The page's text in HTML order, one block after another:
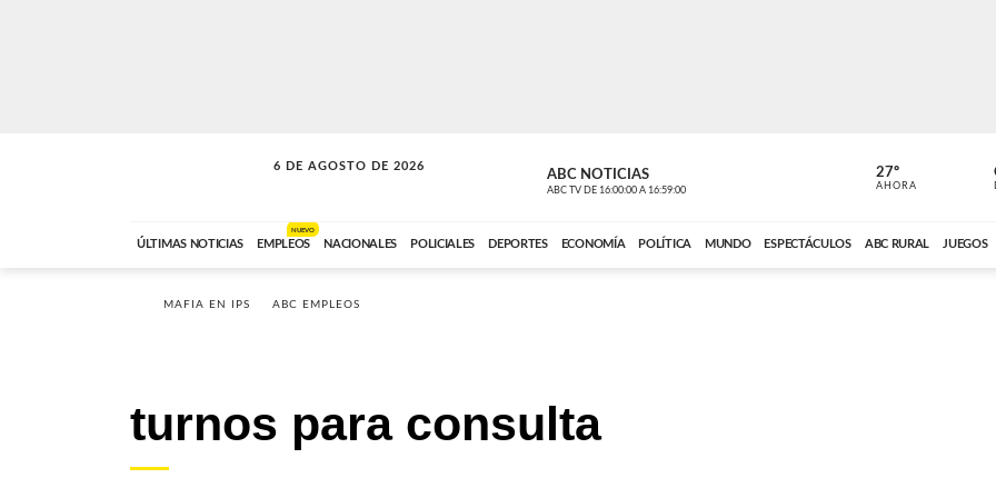
6 DE AGOSTO DE 2026
VITAMINAS ABC NOTICIAS
ABC TV DE 16:00:00 A 16:59:00
ANCHO
ABC CARDINAL
27º
AHORA
ÚLTIMAS NOTICIAS EMPLEOS
NUEVO
NACIONALES POLICIALES DEPORTES ECONOMÍA POLÍTICA MUNDO ESPECTÁCULOS ABC RURAL JUEGOS
MAFIA EN IPS ABC EMPLEOS
turnos para consulta